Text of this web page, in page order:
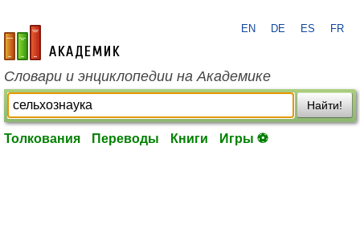
academic.ru
EN DE ES FR
Словари и энциклопедии на Академике
Найти!
Толкования Переводы Книги Игры ⚽